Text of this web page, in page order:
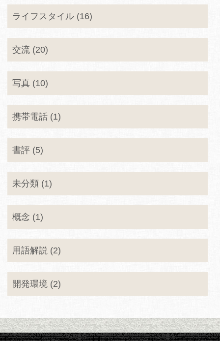
ライフスタイル (16)
交流 (20)
写真 (10)
携帯電話 (1)
書評 (5)
未分類 (1)
概念 (1)
用語解説 (2)
開発環境 (2)